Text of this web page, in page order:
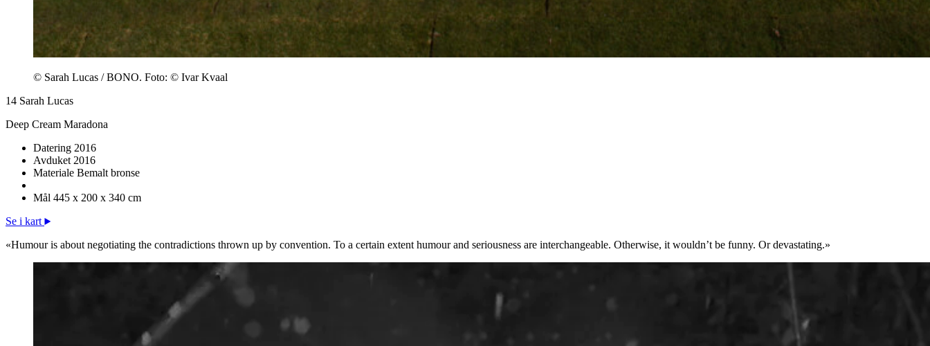
© Sarah Lucas / BONO. Foto: © Ivar Kvaal
14 Sarah Lucas
Deep Cream Maradona
Datering 2016
Avduket 2016
Materiale Bemalt bronse
Mål 445 x 200 x 340 cm
Se i kart
«Humour is about negotiating the contradictions thrown up by convention. To a certain extent humour and seriousness are interchangeable. Otherwise, it wouldn’t be funny. Or devastating.»